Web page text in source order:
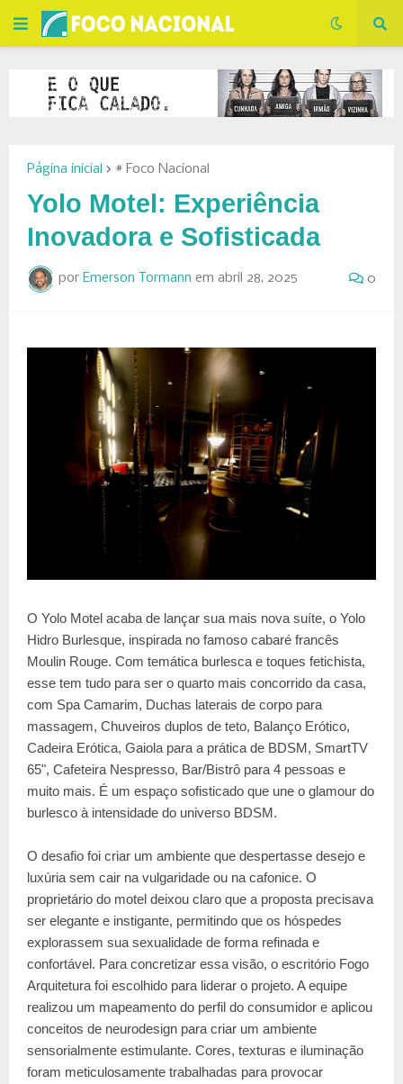
Página inicial # Foco Nacional
Yolo Motel: Experiência
Inovadora e Sofisticada
por Emerson Tormann em abril 28, 2025 0
O Yolo Motel acaba de lançar sua mais nova suíte, o Yolo
Hidro Burlesque, inspirada no famoso cabaré francês
Moulin Rouge. Com temática burlesca e toques fetichista,
esse tem tudo para ser o quarto mais concorrido da casa,
com Spa Camarim, Duchas laterais de corpo para
massagem, Chuveiros duplos de teto, Balanço Erótico,
Cadeira Erótica, Gaiola para a prática de BDSM, SmartTV
65", Cafeteira Nespresso, Bar/Bistrô para 4 pessoas e
muito mais. É um espaço sofisticado que une o glamour do
burlesco à intensidade do universo BDSM.
O desafio foi criar um ambiente que despertasse desejo e
luxúria sem cair na vulgaridade ou na cafonice. O
proprietário do motel deixou claro que a proposta precisava
ser elegante e instigante, permitindo que os hóspedes
explorassem sua sexualidade de forma refinada e
confortável. Para concretizar essa visão, o escritório Fogo
Arquitetura foi escolhido para liderar o projeto. A equipe
realizou um mapeamento do perfil do consumidor e aplicou
conceitos de neurodesign para criar um ambiente
sensorialmente estimulante. Cores, texturas e iluminação
foram meticulosamente trabalhadas para provocar